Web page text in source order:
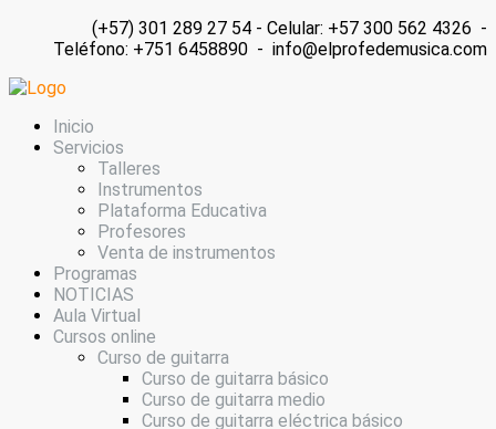
(+57) 301 289 27 54 - Celular: +57 300 562 4326 -
Teléfono: +751 6458890 - info@elprofedemusica.com
Inicio
Servicios
Talleres
Instrumentos
Plataforma Educativa
Profesores
Venta de instrumentos
Programas
NOTICIAS
Aula Virtual
Cursos online
Curso de guitarra
Curso de guitarra básico
Curso de guitarra medio
Curso de guitarra eléctrica básico